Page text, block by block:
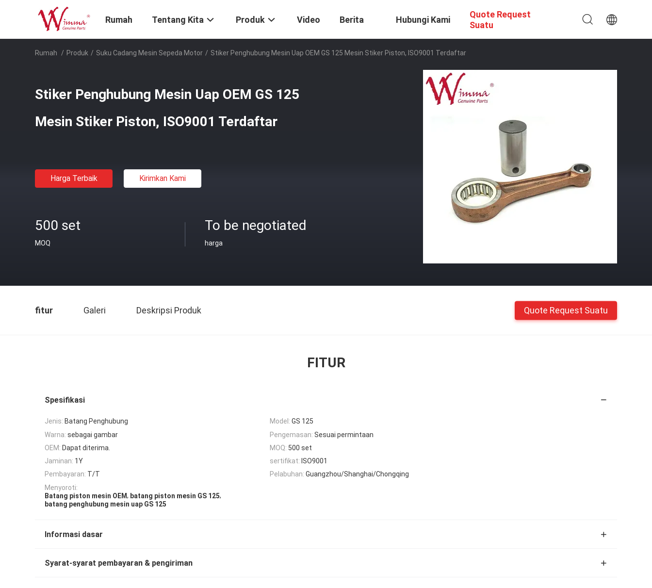
Rumah Tentang Kita Produk Video Berita Hubungi Kami
Quote Request
Suatu
Rumah / Produk / Suku Cadang Mesin Sepeda Motor / Stiker Penghubung Mesin Uap OEM GS 125 Mesin Stiker Piston, ISO9001 Terdaftar
Stiker Penghubung Mesin Uap OEM GS 125
Mesin Stiker Piston, ISO9001 Terdaftar
Harga Terbaik Kirimkan Kami
500 set
MOQ
To be negotiated
harga
fitur Galeri Deskripsi Produk Quote Request Suatu
FITUR
Spesifikasi
Jenis: Batang Penghubung Model: GS 125
Warna: sebagai gambar Pengemasan: Sesuai permintaan
OEM: Dapat diterima. MOQ: 500 set
Jaminan: 1Y sertifikat: ISO9001
Pembayaran: T/T Pelabuhan: Guangzhou/Shanghai/Chongqing
Menyoroti:
Batang piston mesin OEM, batang piston mesin GS 125,
batang penghubung mesin uap GS 125
Informasi dasar
Syarat-syarat pembayaran & pengiriman